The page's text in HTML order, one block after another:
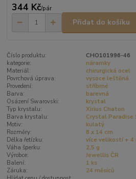
344 Kč/pár
Přidat do košíku
Číslo produktu:
CHO101996-46
kategorie:
náramky
Materiál:
chirurgická ocel
Povrchová úprava:
vysoce leštěná
Provedení:
stříbrné
Barva:
barevná
Osázení Swarovski:
krystal
Typ krystalu:
Xirius Chaton
Barva krystalu:
Crystal Paradise
Motiv:
kulatý
Rozměry:
8 x 14 cm
Délka řetízku:
více velikostí + 4
Váha šperku:
2,5 g
Výrobce:
Jewellis ČR
Balení:
1 ks
Záruka:
24 měsíců